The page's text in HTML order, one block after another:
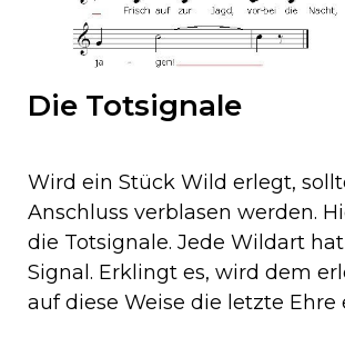
Die Totsignale
Wird ein Stück Wild erlegt,
Anschluss verblasen werden.
die Totsignale. Jede Wildart
Signal. Erklingt es, wird dem
auf diese Weise die letzte Ehre